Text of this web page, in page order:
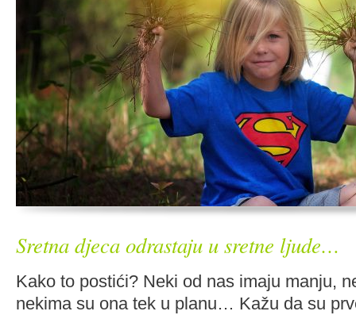
Sretna djeca odrastaju u sretne ljude…
Kako to postići? Neki od nas imaju manju,
nekima su ona tek u planu… Kažu da su